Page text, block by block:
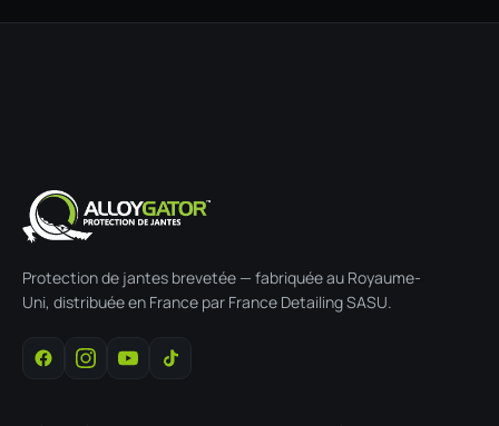
Protection de jantes brevetée — fabriquée au Royaume-
Uni, distribuée en France par France Detailing SASU.